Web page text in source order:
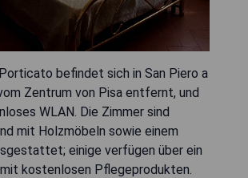
befindet sich in San Piero a
Zentrum von Pisa entfernt, und
WLAN. Die Zimmer sind
mit Holzmöbeln sowie einem
einige verfügen über ein
kostenlosen Pflegeprodukten.